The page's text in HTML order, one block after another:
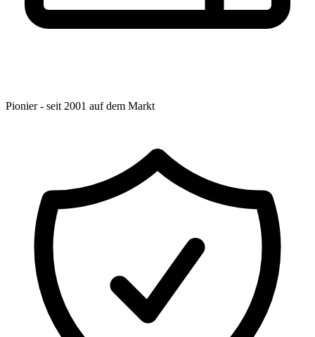
Pionier - seit 2001 auf dem Markt